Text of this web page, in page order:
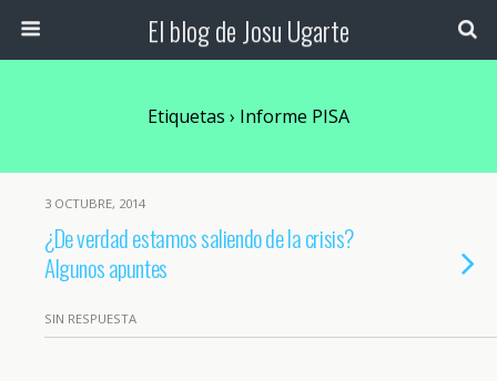
El blog de Josu Ugarte
Etiquetas › Informe PISA
3 OCTUBRE, 2014
¿De verdad estamos saliendo de la crisis?
Algunos apuntes
SIN RESPUESTA